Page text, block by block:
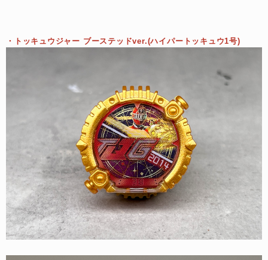
・トッキュウジャー ブーステッドver.(ハイパートッキュウ1号)